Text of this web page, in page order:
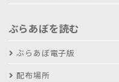
ぶらあぼを読む
ぶらあぼ電子版
配布場所